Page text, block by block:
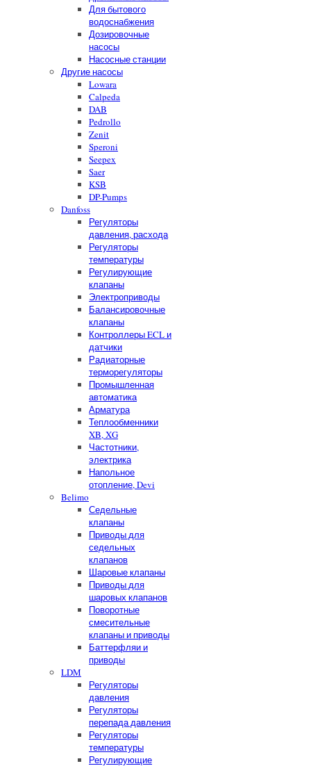
Для бытового
водоснабжения
Дозировочные
насосы
Насосные станции
Другие насосы
Lowara
Calpeda
DAB
Pedrollo
Zenit
Speroni
Seepex
Saer
KSB
DP-Pumps
Danfoss
Регуляторы
давления, расхода
Регуляторы
температуры
Регулирующие
клапаны
Электроприводы
Балансировочные
клапаны
Контроллеры ECL и
датчики
Радиаторные
терморегуляторы
Промышленная
автоматика
Арматура
Теплообменники
XB, XG
Частотники,
электрика
Напольное
отопление, Devi
Belimo
Седельные
клапаны
Приводы для
седельных
клапанов
Шаровые клапаны
Приводы для
шаровых клапанов
Поворотные
смесительные
клапаны и приводы
Баттерфляи и
приводы
LDM
Регуляторы
давления
Регуляторы
перепада давления
Регуляторы
температуры
Регулирующие